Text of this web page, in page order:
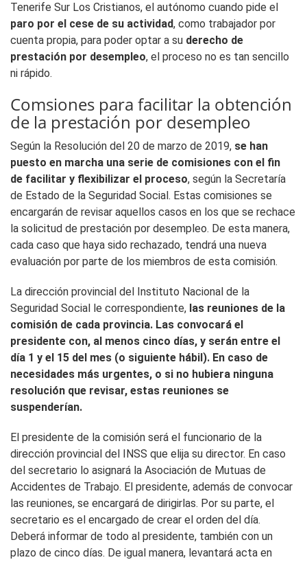
Tenerife Sur Los Cristianos, el autónomo cuando pide el
paro por el cese de su actividad, como trabajador por
cuenta propia, para poder optar a su derecho de
prestación por desempleo, el proceso no es tan sencillo
ni rápido.
Comsiones para facilitar la obtención
de la prestación por desempleo
Según la Resolución del 20 de marzo de 2019, se han
puesto en marcha una serie de comisiones con el fin
de facilitar y flexibilizar el proceso, según la Secretaría
de Estado de la Seguridad Social. Estas comisiones se
encargarán de revisar aquellos casos en los que se rechace
la solicitud de prestación por desempleo. De esta manera,
cada caso que haya sido rechazado, tendrá una nueva
evaluación por parte de los miembros de esta comisión.
La dirección provincial del Instituto Nacional de la
Seguridad Social le correspondiente, las reuniones de la
comisión de cada provincia. Las convocará el
presidente con, al menos cinco días, y serán entre el
día 1 y el 15 del mes (o siguiente hábil). En caso de
necesidades más urgentes, o si no hubiera ninguna
resolución que revisar, estas reuniones se
suspenderían.
El presidente de la comisión será el funcionario de la
dirección provincial del INSS que elija su director. En caso
del secretario lo asignará la Asociación de Mutuas de
Accidentes de Trabajo. El presidente, además de convocar
las reuniones, se encargará de dirigirlas. Por su parte, el
secretario es el encargado de crear el orden del día.
Deberá informar de todo al presidente, también con un
plazo de cinco días. De igual manera, levantará acta en